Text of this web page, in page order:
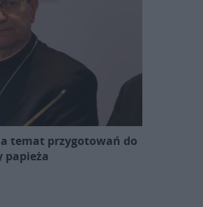
temat przygotowań do
papieża